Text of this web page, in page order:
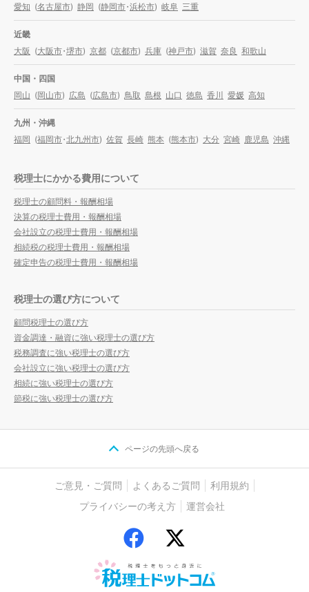
愛知 (名古屋市) 静岡 (静岡市・浜松市) 岐阜 三重
近畿
大阪 (大阪市・堺市) 京都 (京都市) 兵庫 (神戸市) 滋賀 奈良 和歌山
中国・四国
岡山 (岡山市) 広島 (広島市) 鳥取 島根 山口 徳島 香川 愛媛 高知
九州・沖縄
福岡 (福岡市・北九州市) 佐賀 長崎 熊本 (熊本市) 大分 宮崎 鹿児島 沖縄
税理士にかかる費用について
税理士の顧問料・報酬相場
決算の税理士費用・報酬相場
会社設立の税理士費用・報酬相場
相続税の税理士費用・報酬相場
確定申告の税理士費用・報酬相場
税理士の選び方について
顧問税理士の選び方
資金調達・融資に強い税理士の選び方
税務調査に強い税理士の選び方
会社設立に強い税理士の選び方
相続に強い税理士の選び方
節税に強い税理士の選び方
ページの先頭へ戻る
ご意見・ご質問 よくあるご質問
利用規約
プライバシーの考え方
運営会社